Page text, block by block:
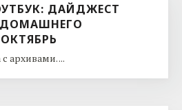
ДАЙДЖЕСТ
архивами. ...